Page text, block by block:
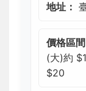
地址：
價格區間
(大)約
$20